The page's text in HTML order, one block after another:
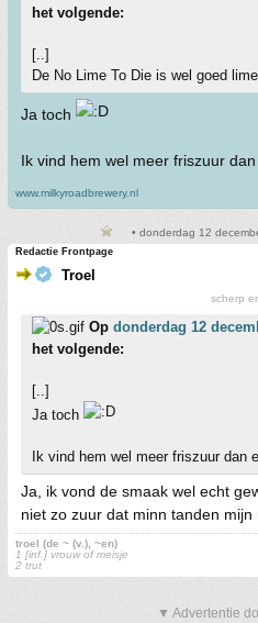
het volgende:
[..]
De No Lime To Die is wel goed
Ja toch
Ik vind hem wel meer friszuur
www.milkyroadbrewery.nl
• donderdag 12
Redactie Frontpage
Troel
scherp
Op donderdag 12
het volgende:
[..]
Ja toch
Ik vind hem wel meer friszuur dan
Ja, ik vond de smaak wel echt
niet zo zuur dat minn tanden mijn
troel (de ~ (v.), ~en)
1 [inf.] vrouw of meisje
2 trut
▼ Advertentie